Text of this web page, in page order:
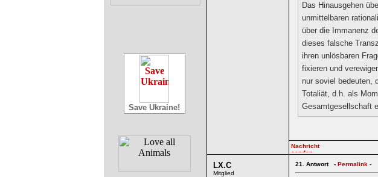
Save Ukraine!
Das Hinausgehen
unmittelbaren
über die Immanenz
dieses falsche
ihren unlösbaren
fixieren und
nur soviel bedeuten,
Totaliät, d.h. als
Gesamtgesellschaft
LX.C
Mitglied
21. Antwort - Permalink -